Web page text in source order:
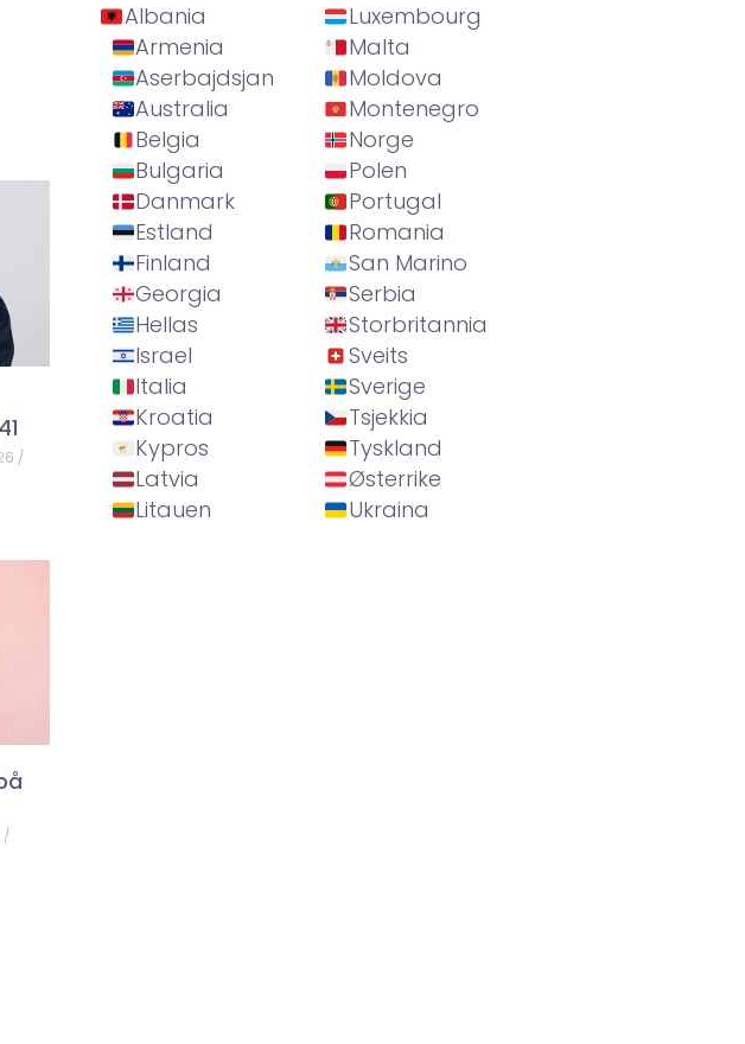
Albania
Armenia
Aserbajdsjan
Australia
Belgia
Bulgaria
Danmark
Estland
Finland
Georgia
Hellas
Israel
Italia
Kroatia
Kypros
Latvia
Litauen
Luxembourg
Malta
Moldova
Montenegro
Norge
Polen
Portugal
Romania
San Marino
Serbia
Storbritannia
Sveits
Sverige
Tsjekkia
Tyskland
Østerrike
Ukraina